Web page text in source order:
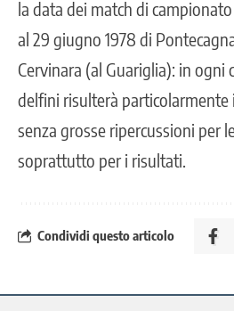
la data dei match di
al 29 giugno 1978 di
Cervinara (al Guariglia): in ogni
delfini risulterà particolarmente
senza grosse ripercussioni per
soprattutto per i risultati.
Condividi questo articolo